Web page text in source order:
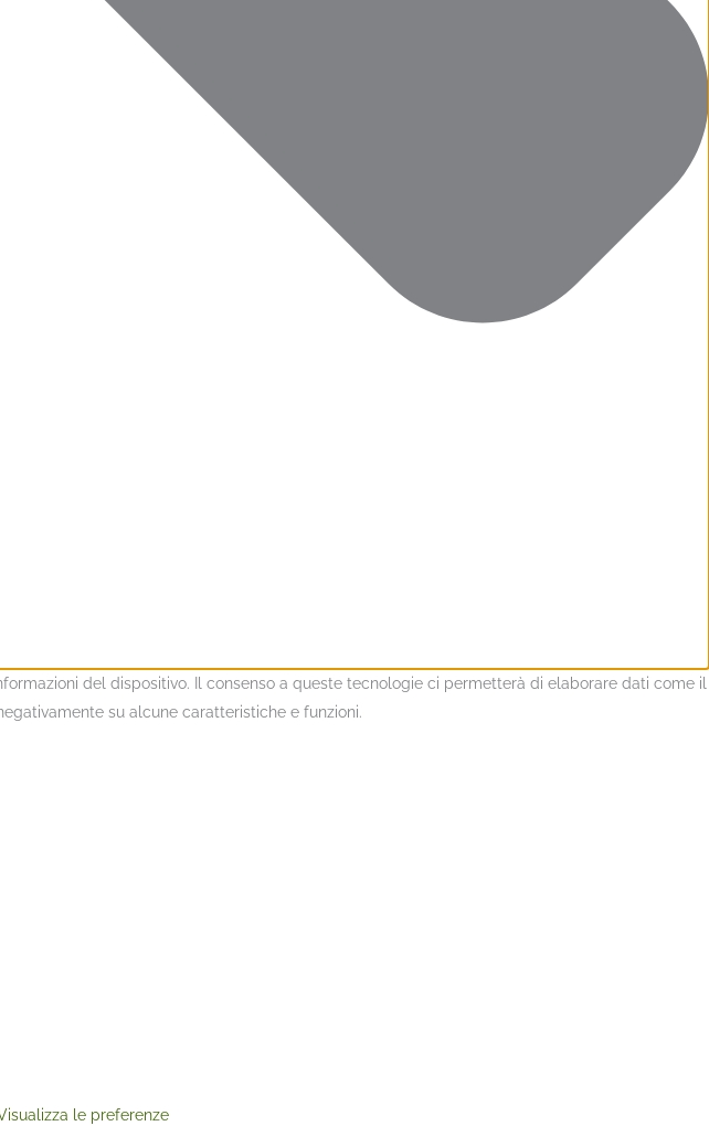
del dispositivo. Il consenso a queste tecnologie ci permetterà di elaborare dati come il
su alcune caratteristiche e funzioni.
le preferenze